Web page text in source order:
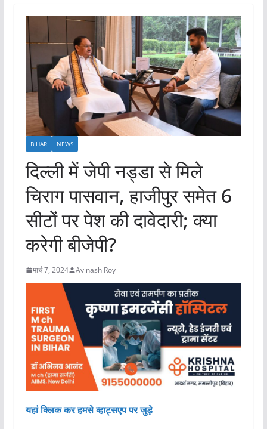
BIHAR NEWS
दिल्ली में जेपी नड्डा से मिले
चिराग पासवान, हाजीपुर समेत 6
सीटों पर पेश की दावेदारी; क्या
करेगी बीजेपी?
मार्च 7, 2024 Avinash Roy
यहां क्लिक कर हमसे व्हाट्सएप पर जुड़े